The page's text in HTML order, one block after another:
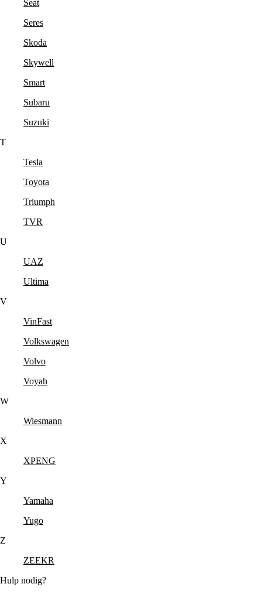
Seat
Seres
Skoda
Skywell
Smart
Subaru
Suzuki
T
Tesla
Toyota
Triumph
TVR
U
UAZ
Ultima
V
VinFast
Volkswagen
Volvo
Voyah
W
Wiesmann
X
XPENG
Y
Yamaha
Yugo
Z
ZEEKR
Hulp nodig?